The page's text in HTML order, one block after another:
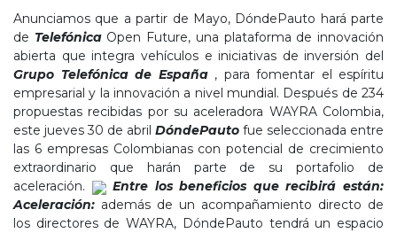
Anunciamos que a partir de Mayo, DóndePauto hará parte
de Telefónica Open Future, una plataforma de innovación
abierta que integra vehículos e iniciativas de inversión del
Grupo Telefónica de España , para fomentar el espíritu
empresarial y la innovación a nivel mundial. Después de 234
propuestas recibidas por su aceleradora WAYRA Colombia,
este jueves 30 de abril DóndePauto fue seleccionada entre
las 6 empresas Colombianas con potencial de crecimiento
extraordinario que harán parte de su portafolio de
aceleración.
Entre los beneficios que recibirá están:
Aceleración: además de un acompañamiento directo de
los directores de WAYRA, DóndePauto tendrá un espacio